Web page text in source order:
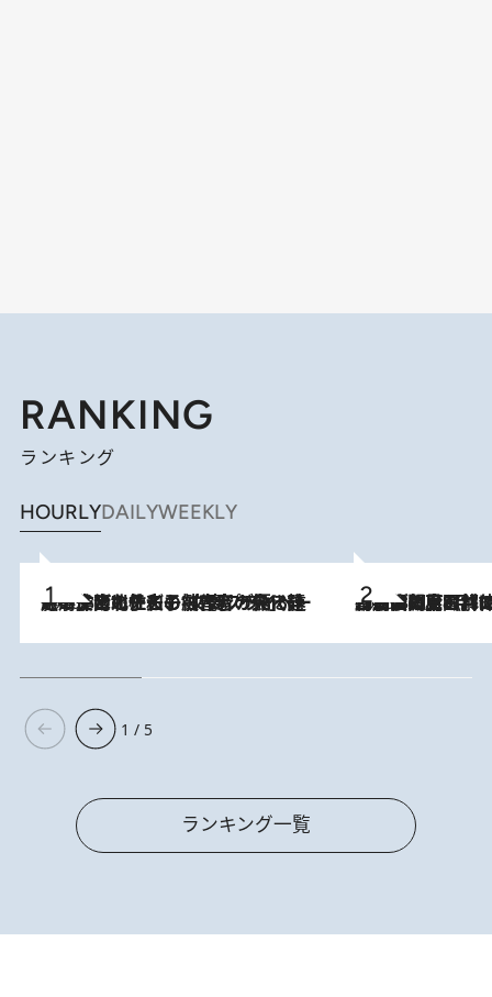
RANKING
ランキング
HOURLYDAILYWEEKLY
2026.8.3
《「文士の子ども被害者の会」発足！》阿川佐和子（72）が語る遠藤周作に北杜夫、劇作家・矢代静一の子どもたちの“文豪プライベート事件簿” 2026.8.8
「最後に見られてよかった」上野動物園の東園パンダ舎が解体前に特別公開。8月16日まで延長されたパネル展と共に辿る“半世紀”のパンダ飼育《解体工事の図面あり》
1 / 5
ランキング一覧